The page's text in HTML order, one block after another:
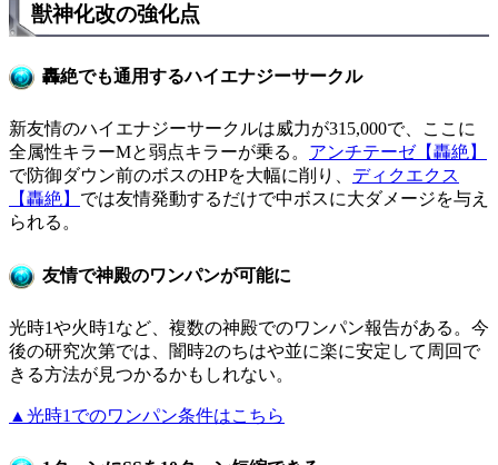
獣神化改の強化点
轟絶でも通用するハイエナジーサークル
新友情のハイエナジーサークルは威力が315,000で、ここに
全属性キラーMと弱点キラーが乗る。 アンチテーゼ【轟絶】
で防御ダウン前のボスのHPを大幅に削り、 ディクエクス
【轟絶】 では友情発動するだけで中ボスに大ダメージを与え
られる。
友情で神殿のワンパンが可能に
光時1や火時1など、複数の神殿でのワンパン報告がある。今
後の研究次第では、闇時2のちはや並に楽に安定して周回で
きる方法が見つかるかもしれない。
▲光時1でのワンパン条件はこちら